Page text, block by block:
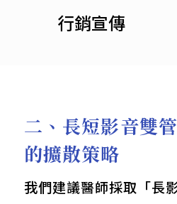
行銷宣傳
二、長短影音雙
的擴散策略
我們建議醫師採取「長